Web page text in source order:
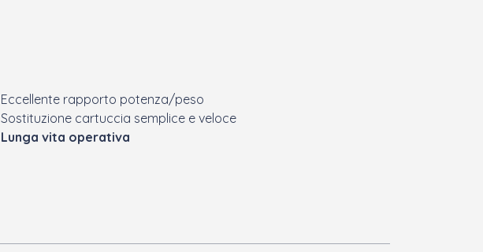
Eccellente rapporto potenza/peso
Sostituzione cartuccia semplice e veloce
Lunga vita operativa